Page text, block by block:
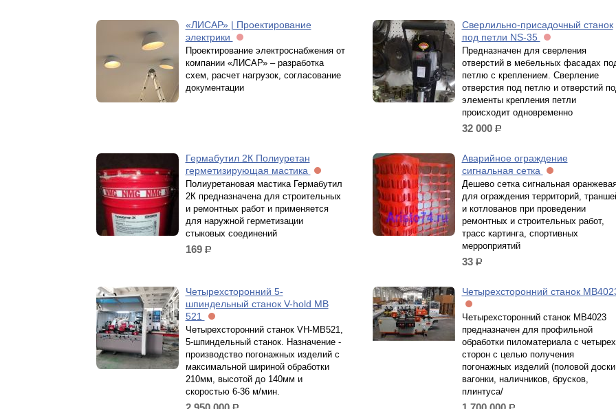
«ЛИСАР» | Проектирование
электрики
Проектирование электроснабжения от
компании «ЛИСАР» – разработка
схем, расчет нагрузок, согласование
документации
Сверлильно-присадочный станок
под петли NS-35
Предназначен для сверления
отверстий в мебельных фасадах
петлю с креплением. Сверление
отверстия под петлю и отверстий
элементы крепления петли
происходит одновременно
32 000 р.
Гермабутил 2К Полиуретан
герметизирующая мастика
Полиуретановая мастика Гермабутил
2К предназначена для строительных
и ремонтных работ и применяется
для наружной герметизации
стыковых соединений
169 р.
Аварийное ограждение
сигнальная сетка
Дешево сетка сигнальная
для ограждения территорий,
и котлованов при проведении
ремонтных и строительных работ,
трасс картинга, спортивных
мерроприятий
33 р.
Четырехсторонний 5-
шпиндельный станок V-hold MB
521
Четырехсторонний станок VH-MB521,
5-шпиндельный станок. Назначение -
производство погонажных изделий с
максимальной шириной обработки
210мм, высотой до 140мм и
скоростью 6-36 м/мин.
Четырехсторонний станок
Четырехсторонний станок MB4023
предназначен для профильной
обработки пиломатериала с четырех
сторон с целью получения
погонажных изделий (половой
вагонки, наличников, брусков,
плинтуса/